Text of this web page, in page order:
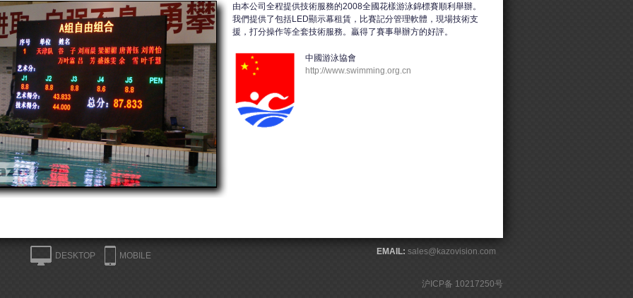
由本公司全程提供技術服務的2008全國花樣游泳錦標賽順利舉辦。
我們提供了包括LED顯示幕租賃，比賽記分管理軟體，現場技術支
援，打分操作等全套技術服務。贏得了賽事舉辦方的好評。
中國游泳協會
http://www.swimming.org.cn
DESKTOP MOBILE EMAIL: sales@kazovision.com
沪ICP备 10217250号